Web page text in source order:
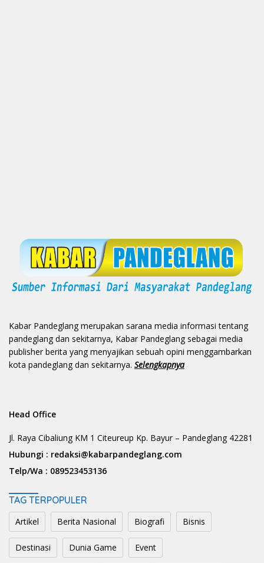
Kabar Pandeglang merupakan sarana media informasi tentang
pandeglang dan sekitarnya, Kabar Pandeglang sebagai media
publisher berita yang menyajikan sebuah opini menggambarkan
kota pandeglang dan sekitarnya. Selengkapnya
Head Office
Jl. Raya Cibaliung KM 1 Citeureup Kp. Bayur – Pandeglang 42281
Hubungi : redaksi@kabarpandeglang.com
Telp/Wa : 089523453136
TAG TERPOPULER
Artikel Berita Nasional Biografi Bisnis
Destinasi Dunia Game Event